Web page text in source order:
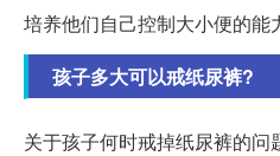
培养他们自己控制大小便的能
孩子多大可以戒纸尿裤?
关于孩子何时戒掉纸尿裤的